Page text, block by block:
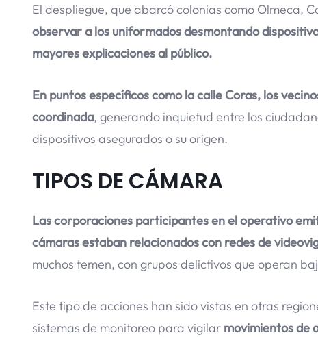
El despliegue, que abarcó colonias como Olmeca,
observar a los uniformados desmontando
mayores explicaciones al público.
En puntos específicos como la calle Coras, los
coordinada, generando inquietud entre los
dispositivos asegurados o su origen.
TIPOS DE CÁMARA
Las corporaciones participantes en el operativo
cámaras estaban relacionados con redes de
muchos temen, con grupos delictivos que operan
Este tipo de acciones han sido vistas en otras
sistemas de monitoreo para vigilar movimientos de